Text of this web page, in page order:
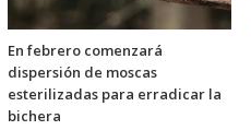
En febrero comenzará
dispersión de moscas
esterilizadas para erradicar la
bichera